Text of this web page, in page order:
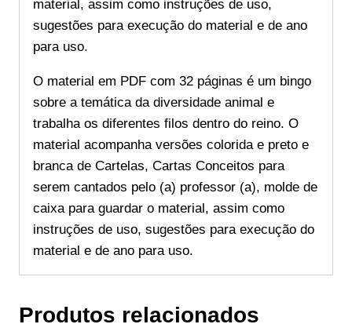
material, assim como instruções de uso,
sugestões para execução do material e de ano
para uso.
O material em PDF com 32 páginas é um bingo
sobre a temática da diversidade animal e
trabalha os diferentes filos dentro do reino. O
material acompanha versões colorida e preto e
branca de Cartelas, Cartas Conceitos para
serem cantados pelo (a) professor (a), molde de
caixa para guardar o material, assim como
instruções de uso, sugestões para execução do
material e de ano para uso.
Produtos relacionados